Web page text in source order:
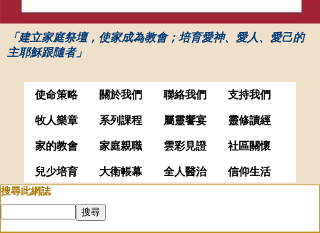
「建立家庭祭壇，使家成為教會；培育愛神、愛人、愛己的
主耶穌跟隨者」
使命策略 關於我們 聯絡我們 支持我們
牧人樂章 系列課程 屬靈饗宴 靈修讀經
家的教會 家庭親職 雲彩見證 社區關懷
兒少培育 大衛帳幕 全人醫治
信仰生活
搜尋此網誌